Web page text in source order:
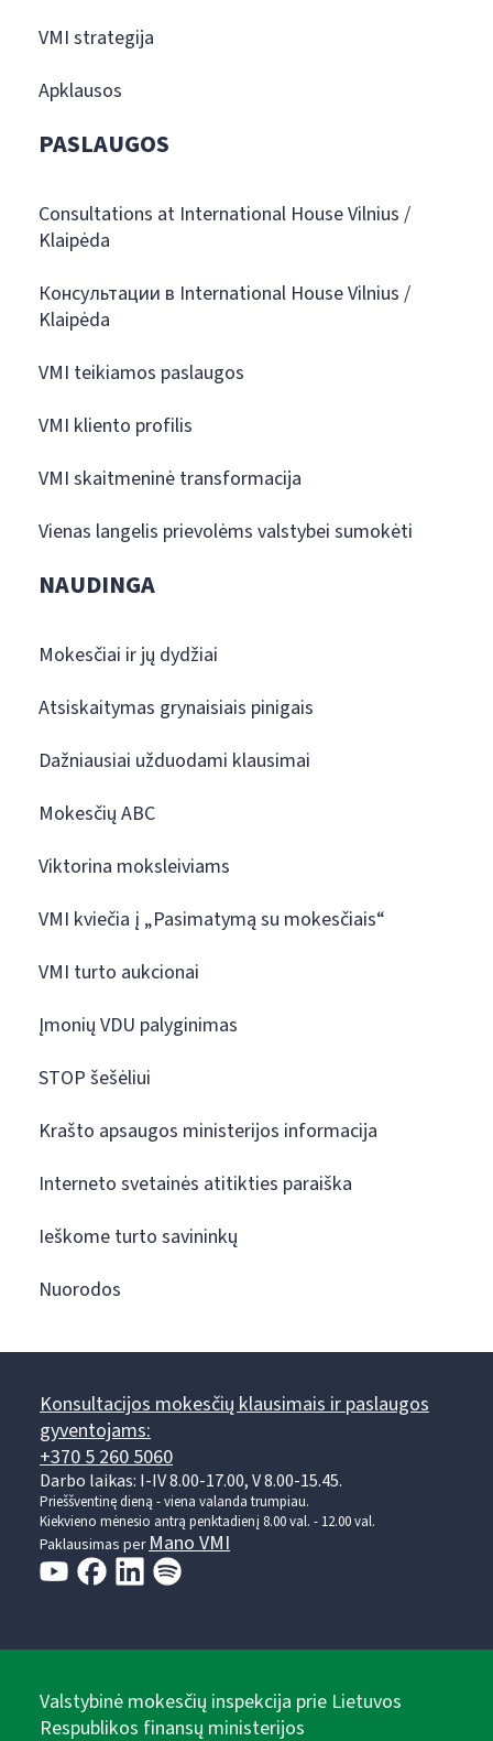
VMI strategija
Apklausos
PASLAUGOS
Consultations at International House Vilnius /
Klaipėda
Консультации в International House Vilnius /
Klaipėda
VMI teikiamos paslaugos
VMI kliento profilis
VMI skaitmeninė transformacija
Vienas langelis prievolėms valstybei sumokėti
NAUDINGA
Mokesčiai ir jų dydžiai
Atsiskaitymas grynaisiais pinigais
Dažniausiai užduodami klausimai
Mokesčių ABC
Viktorina moksleiviams
VMI kviečia į „Pasimatymą su mokesčiais“
VMI turto aukcionai
Įmonių VDU palyginimas
STOP šešėliui
Krašto apsaugos ministerijos informacija
Interneto svetainės atitikties paraiška
Ieškome turto savininkų
Nuorodos
Konsultacijos mokesčių klausimais ir paslaugos
gyventojams:
+370 5 260 5060
Darbo laikas: I-IV 8.00-17.00, V 8.00-15.45.
Prieššventinę dieną - viena valanda trumpiau.
Kiekvieno mėnesio antrą penktadienį 8.00 val. - 12.00 val.
Paklausimas perMano VMI
Valstybinė mokesčių inspekcija prie Lietuvos
Respublikos finansų ministerijos